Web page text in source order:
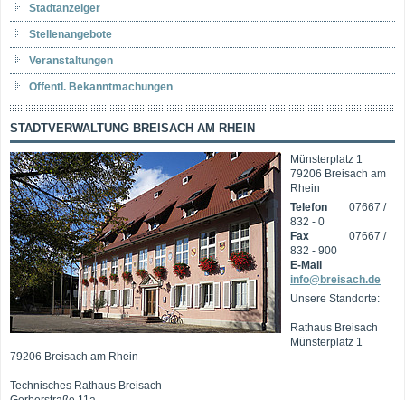
Stadtanzeiger
Stellenangebote
Veranstaltungen
Öffentl. Bekanntmachungen
STADTVERWALTUNG BREISACH AM RHEIN
Münsterplatz 1
79206 Breisach am
Rhein
Telefon
07667 /
832 - 0
Fax
07667 /
832 - 900
E-Mail
info@breisach.de
Unsere Standorte:
Rathaus Breisach
Münsterplatz 1
79206 Breisach am Rhein
Technisches Rathaus Breisach